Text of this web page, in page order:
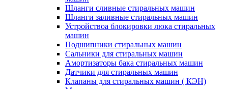
Шланги сливные стиральных машин
Шланги заливные стиральных машин
Устройствоа блокировки люка стиральных
машин
Подшипники стиральных машин
Сальники для стиральных машин
Амортизаторы бака стиральных машин
Датчики для стиральных машин
Клапаны для стиральных машин ( КЭН)